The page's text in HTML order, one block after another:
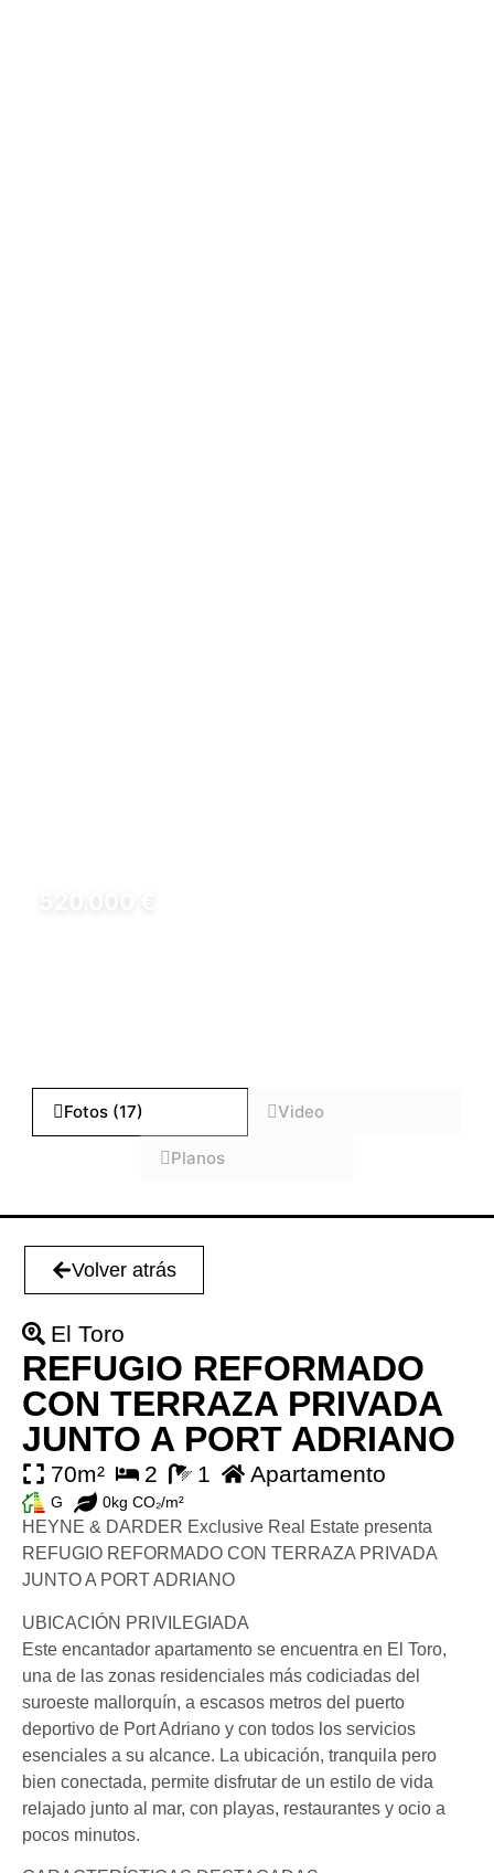
Fotos (17) Video
Planos
Volver atrás
El Toro
REFUGIO REFORMADO
CON TERRAZA PRIVADA
JUNTO A PORT ADRIANO
70m² 2 1 Apartamento
G 0kg CO₂/m²
HEYNE & DARDER Exclusive Real Estate presenta
REFUGIO REFORMADO CON TERRAZA PRIVADA
JUNTO A PORT ADRIANO
UBICACIÓN PRIVILEGIADA
Este encantador apartamento se encuentra en El Toro,
una de las zonas residenciales más codiciadas del
suroeste mallorquín, a escasos metros del puerto
deportivo de Port Adriano y con todos los servicios
esenciales a su alcance. La ubicación, tranquila pero
bien conectada, permite disfrutar de un estilo de vida
relajado junto al mar, con playas, restaurantes y ocio a
pocos minutos.